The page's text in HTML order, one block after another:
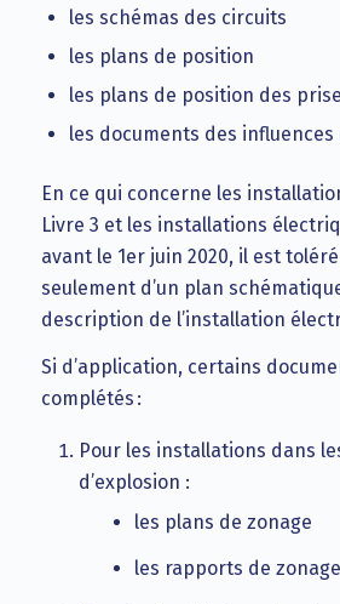
les schémas des circuits
les plans de position
les plans de position des
les documents des
En ce qui concerne les
Livre 3 et les installations
avant le 1er juin 2020, il est
seulement d’un plan
description de l’installation
Si d’application, certains
complétés :
Pour les installations dans
d’explosion :
les plans de zonage
les rapports de zonage